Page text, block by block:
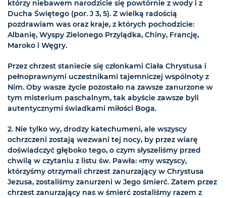
którzy niebawem narodzicie się powtórnie z wody i z
Ducha Świętego (por. J 3, 5). Z wielką radością
pozdrawiam was oraz kraje, z których pochodzicie:
Albanię, Wyspy Zielonego Przylądka, Chiny, Francję,
Maroko i Węgry.
Przez chrzest staniecie się członkami Ciała Chrystusa i
pełnoprawnymi uczestnikami tajemniczej wspólnoty z
Nim. Oby wasze życie pozostało na zawsze zanurzone w
tym misterium paschalnym, tak abyście zawsze byli
autentycznymi świadkami miłości Boga.
2. Nie tylko wy, drodzy katechumeni, ale wszyscy
ochrzczeni zostają wezwani tej nocy, by przez wiarę
doświadczyć głęboko tego, o czym słyszeliśmy przed
chwilą w czytaniu z listu św. Pawła: «my wszyscy,
którzyśmy otrzymali chrzest zanurzający w Chrystusa
Jezusa, zostaliśmy zanurzeni w Jego śmierć. Zatem przez
chrzest zanurzający nas w śmierć zostaliśmy razem z